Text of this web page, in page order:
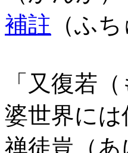
補註 （ふ
「又復若
婆世界に
禅徒豈（